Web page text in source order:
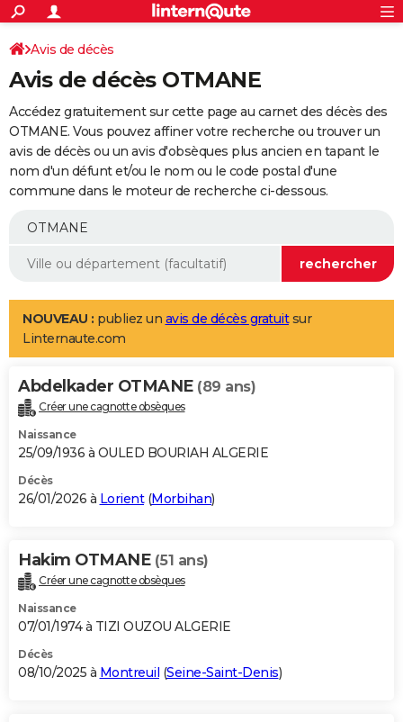
ACTUALITÉS
Politique
Société
Faits Divers
Education
Monde
Villes
+
SPORT
Coupe du monde 2026
Football
Tennis
Cyclisme
Rugby
Forum
Programme TV
TNT
Streaming
Cinéma
Sorties cinéma
Musique
+
FINANCE
Retraite
Epargne
Immobilier
Risques naturels par ville
Banque
Assurance
AUTO
Essais
Réserver un essai
Citadines
Berlines
SUV
Forum auto
+
Mobiles
Meilleur smartphone
Internet
Ordinateurs
Jeux vidéo
Guide high-tech
Aménagement intérieur
LIFESTYLE
Art de vivre
Bien-être
Loisirs
Mode
Modes de vie
Alimentation
Guide de la santé
Maladies
Médicaments
Sommeil
VOYAGE
Destinations
City break
Voyage nature
Voyage de noces
Forum
Climat
+PHOTO
GUIDES D'ACHAT
BONS PLANS
Carte de Noël
Carte Bonne année
Carte Saint-Valentin
Carte Pâques
Carte d'anniversaire
DICTIONNAIRE
Dictionnaire
Biographies
Citations
Expressions
Proverbes
PROGRAMME TV
S'inscrire
Se connecter
Lycées
Collèges
Primaires
Universités
Entreprises
Service militaire
Avis de recherche
AVIS DE DÉCÈS
Avis de décès
Avis de décès OTMANE
Accédez gratuitement sur cette page au carnet des décès des
OTMANE. Vous pouvez affiner votre recherche ou trouver un
avis de décès ou un avis d'obsèques plus ancien en tapant le
nom d'un défunt et/ou le nom ou le code postal d'une
commune dans le moteur de recherche ci-dessous.
NOUVEAU : publiez un avis de décès gratuitsur
Linternaute.com
Abdelkader OTMANE (89 ans)
Créer une cagnotte obsèques
Naissance
25/09/1936 à OULED BOURIAH ALGERIE
Décès
26/01/2026 à Lorient(Morbihan)
Hakim OTMANE (51 ans)
Créer une cagnotte obsèques
Naissance
07/01/1974 à TIZI OUZOU ALGERIE
Décès
08/10/2025 à Montreuil (Seine-Saint-Denis)